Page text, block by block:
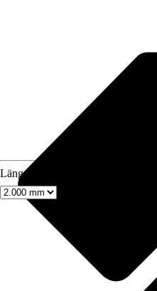
Länge